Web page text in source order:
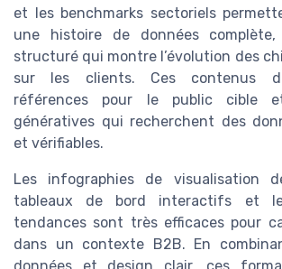
et les benchmarks sectoriels
une histoire de données
structuré qui montre l’évolution des
sur les clients. Ces contenus
références pour le public cible
génératives qui recherchent des
et vérifiables.
Les infographies de visualisation
tableaux de bord interactifs et
tendances sont très efficaces pour
dans un contexte B2B. En